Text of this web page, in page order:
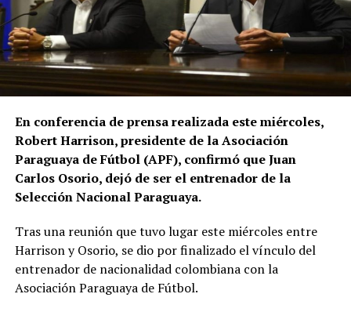
En conferencia de prensa realizada este miércoles,
Robert Harrison, presidente de la Asociación
Paraguaya de Fútbol (APF), confirmó que Juan
Carlos Osorio, dejó de ser el entrenador de la
Selección Nacional Paraguaya.
Tras una reunión que tuvo lugar este miércoles entre
Harrison y Osorio, se dio por finalizado el vínculo del
entrenador de nacionalidad colombiana con la
Asociación Paraguaya de Fútbol.